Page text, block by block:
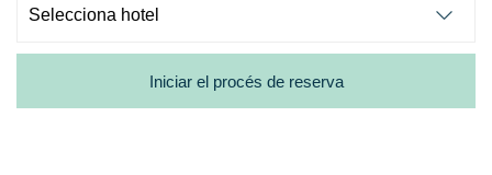
Iniciar el procés de reserva